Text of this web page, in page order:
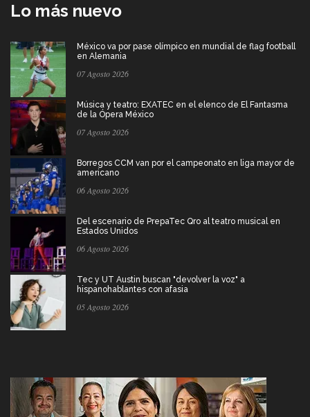
Lo más nuevo
México va por pase olímpico en mundial de flag football
en Alemania
07 Agosto 2026
Música y teatro: EXATEC en el elenco de El Fantasma
de la Ópera México
07 Agosto 2026
Borregos CCM van por el campeonato en liga mayor de
americano
06 Agosto 2026
Del escenario de PrepaTec Qro al teatro musical en
Estados Unidos
06 Agosto 2026
Tec y UT Austin buscan "devolver la voz" a
hispanohablantes con afasia
05 Agosto 2026